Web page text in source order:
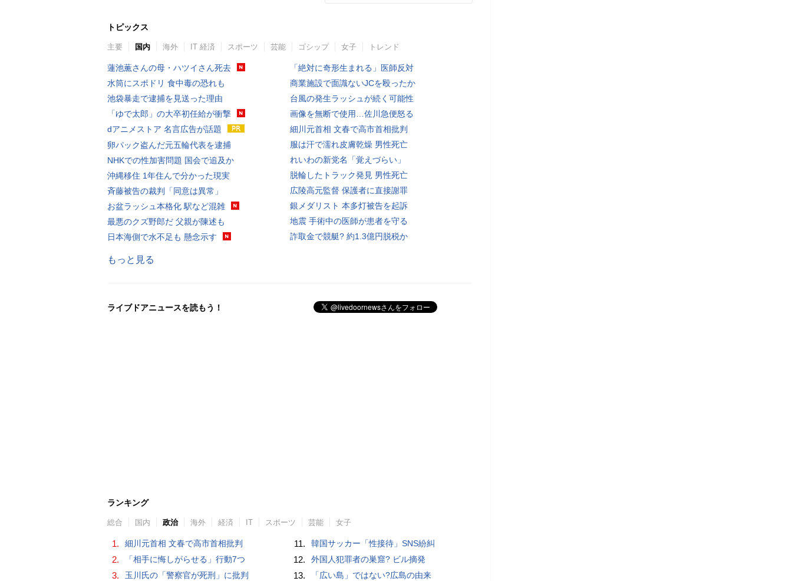
トピックス
主要 国内 海外 IT 経済 スポーツ 芸能 ゴシップ 女子 トレンド
蓮池薫さんの母・ハツイさん死去
水筒にスポドリ 食中毒の恐れも
池袋暴走で逮捕を見送った理由
「ゆで太郎」の大卒初任給が衝撃
dアニメストア 名言広告が話題
卵パック盗んだ元五輪代表を逮捕
NHKでの性加害問題 国会で追及か
沖縄移住 1年住んで分かった現実
斉藤被告の裁判「同意は異常」
お盆ラッシュ本格化 駅など混雑
最悪のクズ野郎だ 父親が陳述も
日本海側で水不足も 懸念示す
「絶対に奇形生まれる」医師反対
商業施設で面識ないJCを殴ったか
台風の発生ラッシュが続く可能性
画像を無断で使用…佐川急便怒る
細川元首相 文春で高市首相批判
服は汗で濡れ皮膚乾燥 男性死亡
れいわの新党名「覚えづらい」
脱輪したトラック発見 男性死亡
広陵高元監督 保護者に直接謝罪
銀メダリスト 本多灯被告を起訴
地震 手術中の医師が患者を守る
詐取金で競艇? 約1.3億円脱税か
もっと見る
ライブドアニュースを読もう！
ランキング
総合 国内 政治 海外 経済 IT スポーツ 芸能 女子
1. 細川元首相 文春で高市首相批判
2. 「相手に悔しがらせる」行動7つ
3. 玉川氏の「警察官が死刑」に批判
11. 韓国サッカー「性接待」SNS紛糾
12. 外国人犯罪者の巣窟? ビル摘発
13. 「広い島」ではない?広島の由来